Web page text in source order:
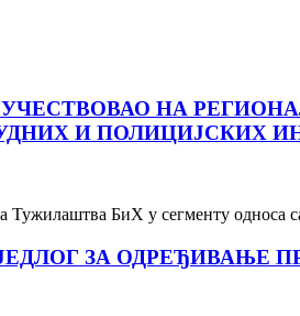
НА
И ПОЛИЦИЈСКИХ
БиХ у сегменту односа
ЗА ОДРЕЂИВАЊЕ